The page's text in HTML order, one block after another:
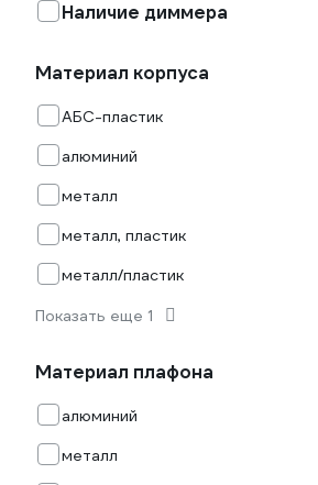
Наличие диммера
Материал корпуса
АБС-пластик
алюминий
металл
металл, пластик
металл/пластик
Показать еще 1
Материал плафона
алюминий
металл